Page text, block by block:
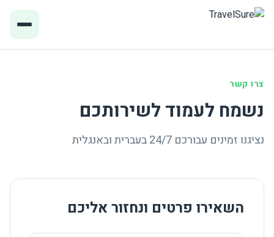
פתח
צרו קשר
נשמח לעמוד לשירותכם
נציגנו זמינים עבורכם 24/7 בעברית ובאנגלית
השאירו פרטים ונחזור אליכם